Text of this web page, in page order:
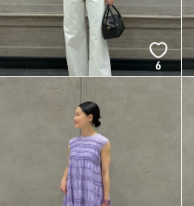
6